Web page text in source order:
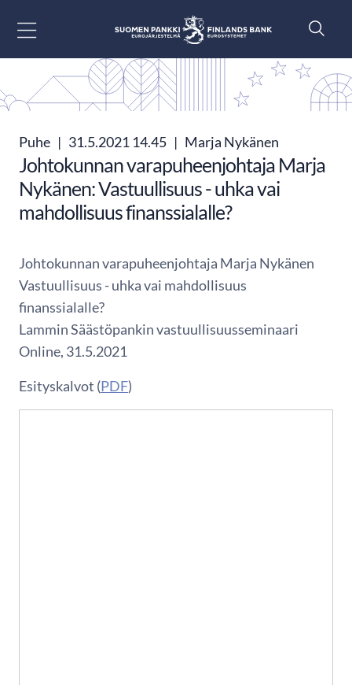
Puhe | 31.5.2021 14.45 | Marja Nykänen
Johtokunnan varapuheenjohtaja Marja
Nykänen: Vastuullisuus - uhka vai
mahdollisuus finanssialalle?
Johtokunnan varapuheenjohtaja Marja Nykänen
Vastuullisuus - uhka vai mahdollisuus
finanssialalle?
Lammin Säästöpankin vastuullisuusseminaari
Online, 31.5.2021
Esityskalvot (PDF)